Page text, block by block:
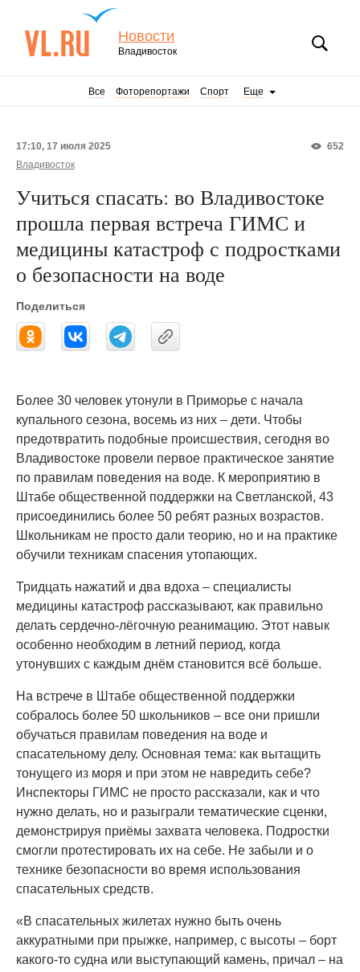
Новости
Владивосток
Все Фоторепортажи Спорт Еще
652
17:10, 17 июля 2025
Владивосток
Учиться спасать: во Владивостоке
прошла первая встреча ГИМС и
медицины катастроф с подростками
о безопасности на воде
Поделиться
Более 30 человек утонули в Приморье с начала
купального сезона, восемь из них – дети. Чтобы
предотвратить подобные происшествия, сегодня во
Владивостоке провели первое практическое занятие
по правилам поведения на воде. К мероприятию в
Штабе общественной поддержки на Светланской, 43
присоединились более 50 ребят разных возрастов.
Школьникам не просто дали теорию, но и на практике
обучили техникам спасения утопающих.
Тридцать нажатий и два вдоха – специалисты
медицины катастроф рассказывают, как правильно
делать сердечно-лёгочную реанимацию. Этот навык
особенно необходим в летний период, когда
утонувших с каждым днём становится всё больше.
На встрече в Штабе общественной поддержки
собралось более 50 школьников – все они пришли
обучаться правилам поведения на воде и
спасательному делу. Основная тема: как вытащить
тонущего из моря и при этом не навредить себе?
Инспекторы ГИМС не просто рассказали, как и что
нужно делать, но и разыграли тематические сценки,
демонстрируя приёмы захвата человека. Подростки
смогли протестировать их на себе. Не забыли и о
технике безопасности во время использования
спасательных средств.
«В спасательных жилетах нужно быть очень
аккуратными при прыжке, например, с высоты – борт
какого-то судна или выступающий камень, причал – на